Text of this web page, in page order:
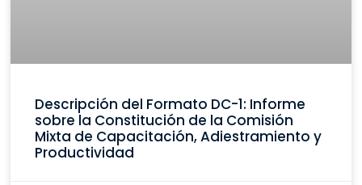
Descripción del Formato DC-1: Informe
sobre la Constitución de la Comisión
Mixta de Capacitación, Adiestramiento y
Productividad